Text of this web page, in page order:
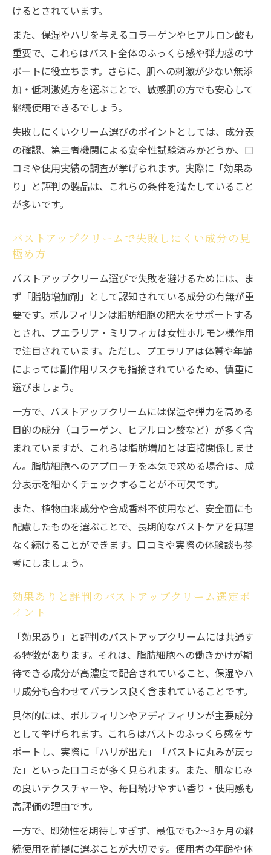
けるとされています。
また、保湿やハリを与えるコラーゲンやヒアルロン酸も
重要で、これらはバスト全体のふっくら感や弾力感のサ
ポートに役立ちます。さらに、肌への刺激が少ない無添
加・低刺激処方を選ぶことで、敏感肌の方でも安心して
継続使用できるでしょう。
失敗しにくいクリーム選びのポイントとしては、成分表
の確認、第三者機関による安全性試験済みかどうか、口
コミや使用実績の調査が挙げられます。実際に「効果あ
り」と評判の製品は、これらの条件を満たしていること
が多いです。
バストアップクリームで失敗しにくい成分の見
極め方
バストアップクリーム選びで失敗を避けるためには、ま
ず「脂肪増加剤」として認知されている成分の有無が重
要です。ボルフィリンは脂肪細胞の肥大をサポートする
とされ、プエラリア・ミリフィカは女性ホルモン様作用
で注目されています。ただし、プエラリアは体質や年齢
によっては副作用リスクも指摘されているため、慎重に
選びましょう。
一方で、バストアップクリームには保湿や弾力を高める
目的の成分（コラーゲン、ヒアルロン酸など）が多く含
まれていますが、これらは脂肪増加とは直接関係しませ
ん。脂肪細胞へのアプローチを本気で求める場合は、成
分表示を細かくチェックすることが不可欠です。
また、植物由来成分や合成香料不使用など、安全面にも
配慮したものを選ぶことで、長期的なバストケアを無理
なく続けることができます。口コミや実際の体験談も参
考にしましょう。
効果ありと評判のバストアップクリーム選定ポ
イント
「効果あり」と評判のバストアップクリームには共通す
る特徴があります。それは、脂肪細胞への働きかけが期
待できる成分が高濃度で配合されていること、保湿やハ
リ成分も合わせてバランス良く含まれていることです。
具体的には、ボルフィリンやアディフィリンが主要成分
として挙げられます。これらはバストのふっくら感をサ
ポートし、実際に「ハリが出た」「バストに丸みが戻っ
た」といった口コミが多く見られます。また、肌なじみ
の良いテクスチャーや、毎日続けやすい香り・使用感も
高評価の理由です。
一方で、即効性を期待しすぎず、最低でも2〜3ヶ月の継
続使用を前提に選ぶことが大切です。使用者の年齢や体